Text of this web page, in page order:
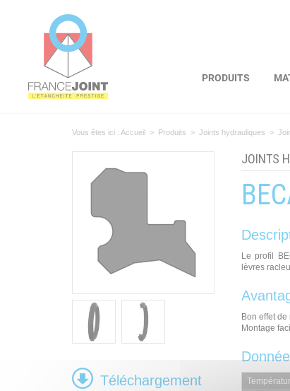
PRODUITS
Vous êtes ici : Accueil > Produits > Joints hydrauliques >
JOINTS
Le profil
lèvres
Bon effet
Montage
Téléchargement